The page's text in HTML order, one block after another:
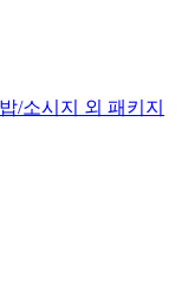
/소시지 외 패키지